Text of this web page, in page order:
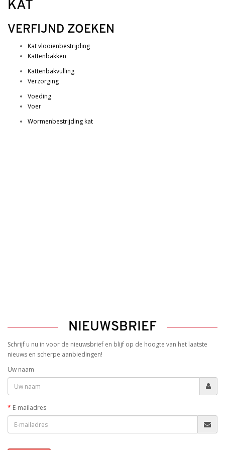
KAT
VERFIJND ZOEKEN
Kat vlooienbestrijding
Kattenbakken
Kattenbakvulling
Verzorging
Voeding
Voer
Wormenbestrijding kat
NIEUWSBRIEF
Schrijf u nu in voor de nieuwsbrief en blijf op de hoogte van het laatste
nieuws en scherpe aanbiedingen!
Uw naam
E-mailadres